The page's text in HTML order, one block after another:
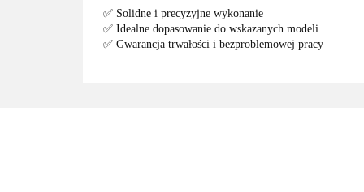
✅ Solidne i precyzyjne wykonanie
✅ Idealne dopasowanie do wskazanych modeli
✅ Gwarancja trwałości i bezproblemowej pracy